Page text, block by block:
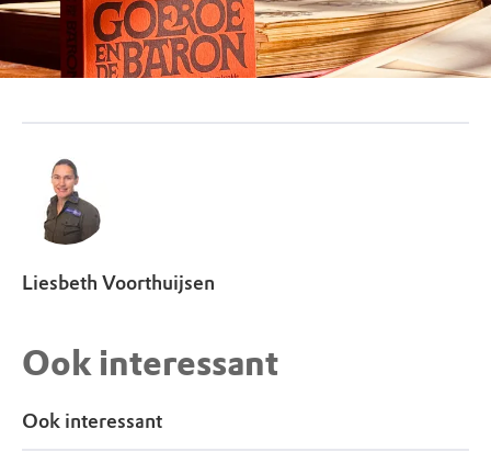
Liesbeth Voorthuijsen
Ook interessant
Ook interessant